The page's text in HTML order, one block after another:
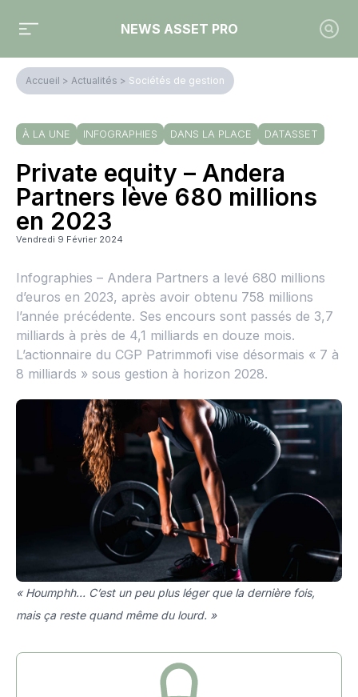
NEWS ASSET PRO
Accueil > Actualités > Sociétés de gestion
À LA UNE INFOGRAPHIES DANS LA PLACE DATASSET
Private equity – Andera
Partners lève 680 millions
en 2023
Vendredi 9 Février 2024
Infographies – Andera Partners a levé 680 millions
d’euros en 2023, après avoir obtenu 758 millions
l’année précédente. Ses encours sont passés de 3,7
milliards à près de 4,1 milliards en douze mois.
L’actionnaire du CGP Patrimmofi vise désormais « 7 à
8 milliards » sous gestion à horizon 2028.
« Houmphh… C’est un peu plus léger que la dernière fois,
mais ça reste quand même du lourd. »